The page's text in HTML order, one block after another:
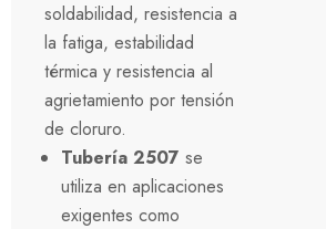
soldabilidad, resistencia a
la fatiga, estabilidad
térmica y resistencia al
agrietamiento por tensión
de cloruro.
Tubería 2507 se
utiliza en aplicaciones
exigentes como